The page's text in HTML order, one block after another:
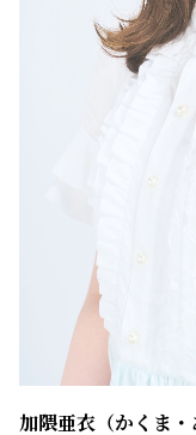
加隈亜衣（かくま・
9月9日生まれ、福
を開始し、2013年
公・小湊るう子役